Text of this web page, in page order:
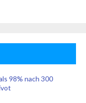
98% nach 300